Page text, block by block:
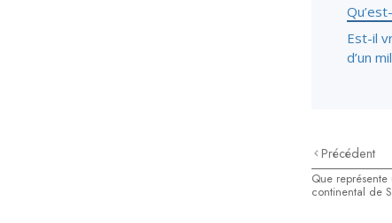
Est-il
d’un
Précédent
Que
continental de